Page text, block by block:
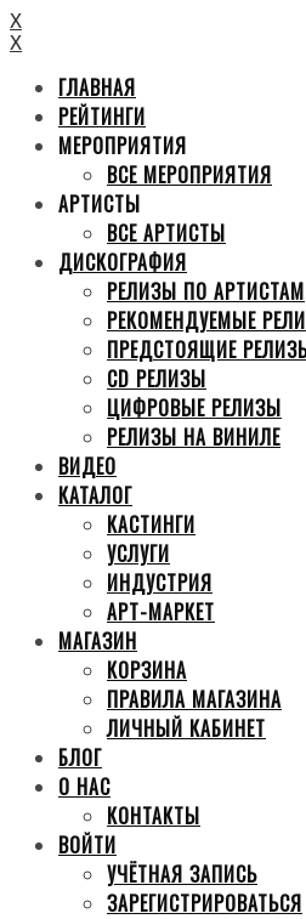
X
X
ГЛАВНАЯ
РЕЙТИНГИ
МЕРОПРИЯТИЯ
ВСЕ МЕРОПРИЯТИЯ
АРТИСТЫ
ВСЕ АРТИСТЫ
ДИСКОГРАФИЯ
РЕЛИЗЫ ПО АРТИСТАМ
РЕКОМЕНДУЕМЫЕ
ПРЕДСТОЯЩИЕ
CD РЕЛИЗЫ
ЦИФРОВЫЕ РЕЛИЗЫ
РЕЛИЗЫ НА ВИНИЛЕ
ВИДЕО
КАТАЛОГ
КАСТИНГИ
УСЛУГИ
ИНДУСТРИЯ
АРТ-МАРКЕТ
МАГАЗИН
КОРЗИНА
ПРАВИЛА МАГАЗИНА
ЛИЧНЫЙ КАБИНЕТ
БЛОГ
О НАС
КОНТАКТЫ
ВОЙТИ
УЧЁТНАЯ ЗАПИСЬ
ЗАРЕГИСТРИРОВАТЬСЯ